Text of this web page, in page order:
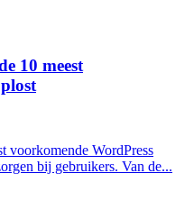
10 meest
voorkomende WordPress
bij gebruikers. Van de...